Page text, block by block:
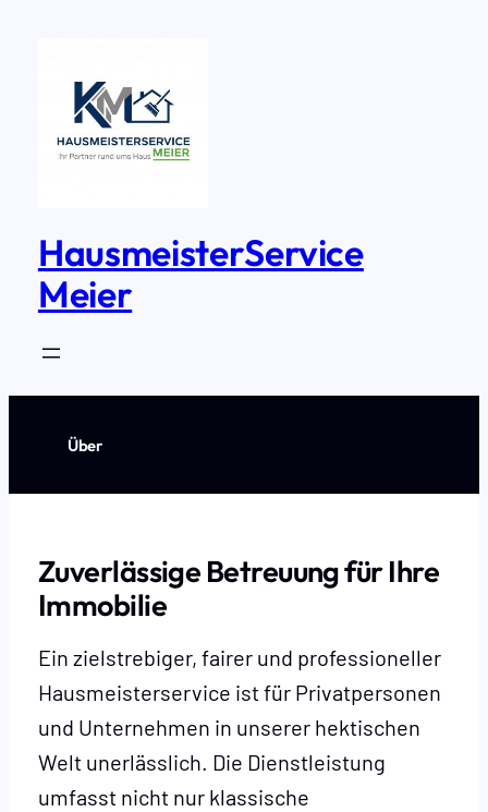
HausmeisterService
Meier
Über
Zuverlässige Betreuung für Ihre
Immobilie
Ein zielstrebiger, fairer und professioneller
Hausmeisterservice ist für Privatpersonen
und Unternehmen in unserer hektischen
Welt unerlässlich. Die Dienstleistung
umfasst nicht nur klassische